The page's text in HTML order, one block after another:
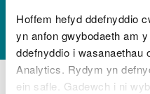
Hoffem hefyd ddefnyddio
yn anfon gwybodaeth am
ddefnyddio i wasanaethau
Analytics. Rydym yn
ein safle. Gadewch i ni
Cemegau
Biffenylau
dadgofrestru,